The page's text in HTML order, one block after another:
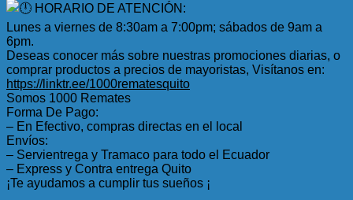
HORARIO DE ATENCIÓN:
Lunes a viernes de 8:30am a 7:00pm; sábados de 9am a
6pm.
Deseas conocer más sobre nuestras promociones diarias, o
comprar productos a precios de mayoristas, Visítanos en:
https://linktr.ee/1000rematesquito
Somos 1000 Remates
Forma De Pago:
– En Efectivo, compras directas en el local
Envíos:
– Servientrega y Tramaco para todo el Ecuador
– Express y Contra entrega Quito
¡Te ayudamos a cumplir tus sueños ¡